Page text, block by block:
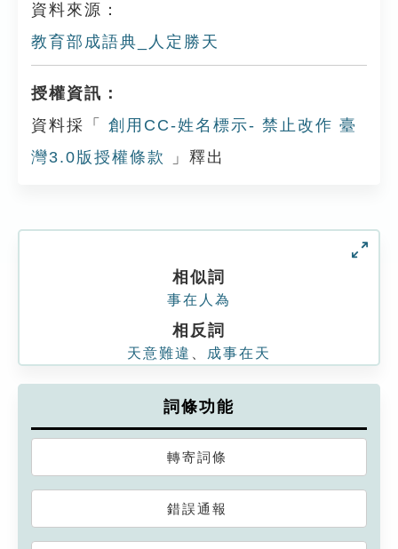
資料來源：
教育部成語典_人定勝天
授權資訊：
資料採「
創用CC-姓名標示- 禁止改作 臺
灣3.0版授權條款
」釋出
相似詞
事在人為
相反詞
天意難違 成事在天
詞條功能
轉寄詞條
錯誤通報